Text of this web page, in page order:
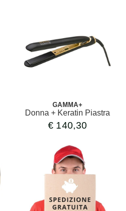
GAMMA+
Donna + Keratin Piastra
€ 140,30